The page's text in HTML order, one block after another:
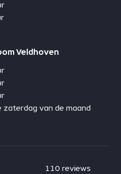
Veldhoven
zaterdag van de maand
110 reviews